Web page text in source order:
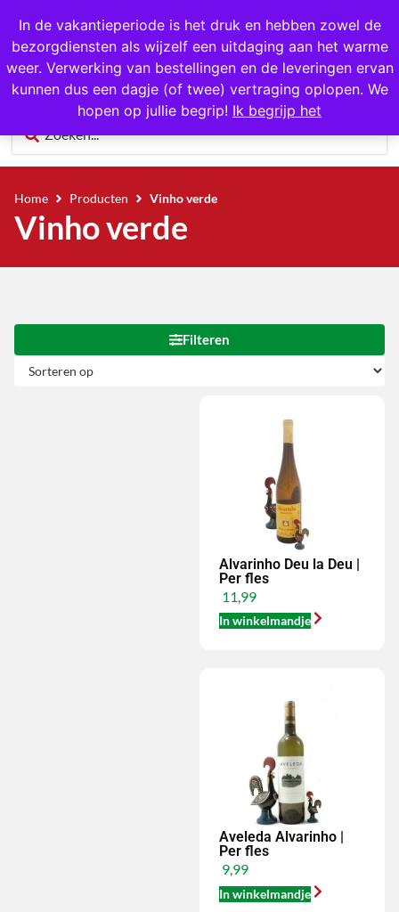
In de vakantieperiode is het druk en hebben zowel de
bezorgdiensten als wijzelf een uitdaging aan het warme
weer. Verwerking van bestellingen en de leveringen ervan
kunnen dus een dagje (of twee) vertraging oplopen. We
hopen op jullie begrip! Ik begrijp het
1000+ producten op voorraad
0
Home Producten Vinho verde
Vinho verde
Filteren
Alvarinho Deu la Deu |
Per fles
11,99
In winkelmandje
Aveleda Alvarinho |
Per fles
9,99
In winkelmandje